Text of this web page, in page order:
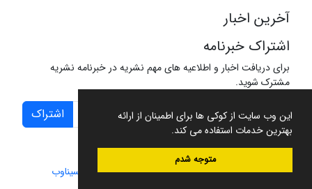
این وب سایت از کوکی ها برای اطمینان از ارائه
بهترین خدمات استفاده می کند.
متوجه شدم
آخرین اخبار
اشتراک خبرنامه
برای دریافت اخبار و اطلاعیه های مهم نشریه در خبرنامه نشریه
مشترک شوید.
اشتراک
سامانه مدیریت نشریات علمی.طراحی و پیاده سازی از سیناوب